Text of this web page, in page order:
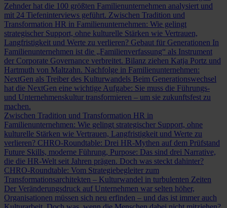
Zehnder hat die 100 größten Familienunternehmen analysiert und
mit 24 Tiefeninterviews geführt. Zwischen Tradition und
Transformation HR in Familienunternehmen: Wie gelingt
strategischer Support, ohne kulturelle Stärken wie Vertrauen,
Langfristigkeit und Werte zu verlieren? Gebaut für Generationen In
Familienunternehmen ist die „Familienverfassung“ als Instrument
der Corporate Governance verbreitet. Bilanz ziehen Katja Portz und
Hartmuth von Maltzahn. Nachfolge in Familienunternehmen:
NextGen als Treiber des Kulturwandels Beim Generationswechsel
hat die NextGen eine wichtige Aufgabe: Sie muss die Führungs-
und Unternehmenskultur transformieren – um sie zukunftsfest zu
machen.
Zwischen Tradition und Transformation HR in
Familienunternehmen: Wie gelingt strategischer Support, ohne
kulturelle Stärken wie Vertrauen, Langfristigkeit und Werte zu
verlieren? CHRO-Roundtable: Drei HR-Mythen auf dem Prüfstand
Future Skills, moderne Führung, Purpose: Das sind drei Narrative,
die die HR-Welt seit Jahren prägen. Doch was steckt dahinter?
CHRO-Roundtable: Vom Strategiebegleiter zum
Transformationsarchitekten – Kulturwandel in turbulenten Zeiten
Der Veränderungsdruck auf Unternehmen war selten höher,
Organisationen müssen sich neu erfinden – und das ist immer auch